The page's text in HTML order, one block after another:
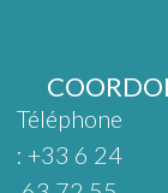
Téléphone
: +33 6 24